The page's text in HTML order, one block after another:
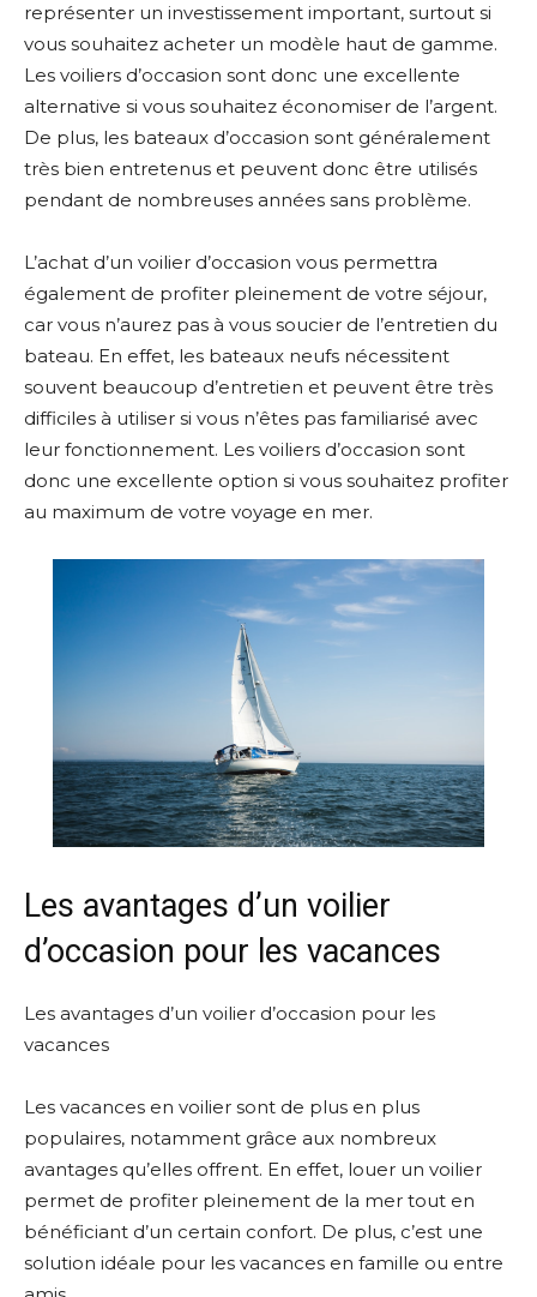
représenter un investissement important, surtout si
vous souhaitez acheter un modèle haut de gamme.
Les voiliers d’occasion sont donc une excellente
alternative si vous souhaitez économiser de l’argent.
De plus, les bateaux d’occasion sont généralement
très bien entretenus et peuvent donc être utilisés
pendant de nombreuses années sans problème.
L’achat d’un voilier d’occasion vous permettra
également de profiter pleinement de votre séjour,
car vous n’aurez pas à vous soucier de l’entretien du
bateau. En effet, les bateaux neufs nécessitent
souvent beaucoup d’entretien et peuvent être très
difficiles à utiliser si vous n’êtes pas familiarisé avec
leur fonctionnement. Les voiliers d’occasion sont
donc une excellente option si vous souhaitez profiter
au maximum de votre voyage en mer.
Les avantages d’un voilier
d’occasion pour les vacances
Les avantages d’un voilier d’occasion pour les
vacances
Les vacances en voilier sont de plus en plus
populaires, notamment grâce aux nombreux
avantages qu’elles offrent. En effet, louer un voilier
permet de profiter pleinement de la mer tout en
bénéficiant d’un certain confort. De plus, c’est une
solution idéale pour les vacances en famille ou entre